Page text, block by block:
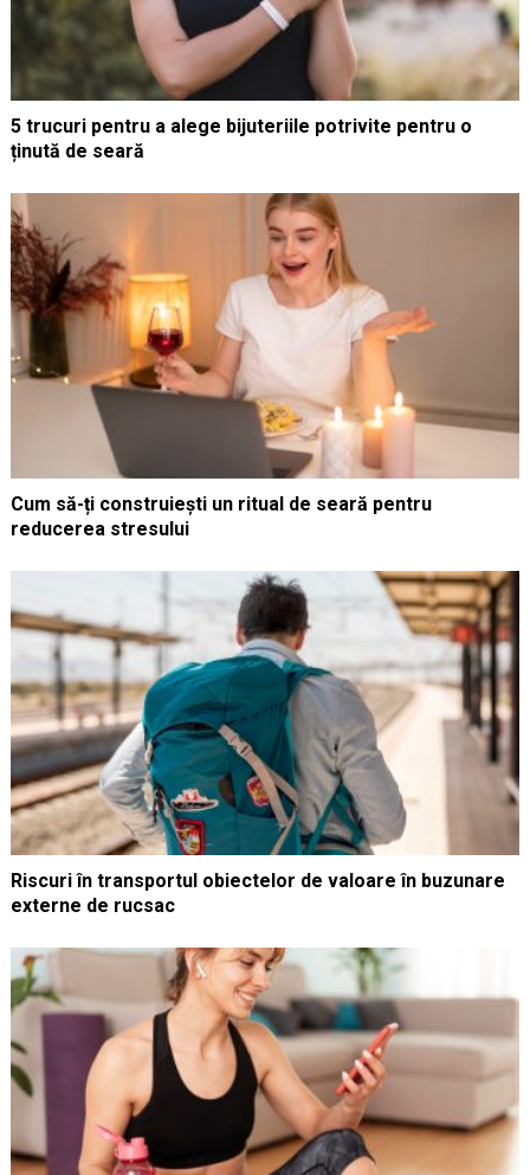
5 trucuri pentru a alege bijuteriile potrivite pentru o
ținută de seară
Cum să-ți construiești un ritual de seară pentru
reducerea stresului
Riscuri în transportul obiectelor de valoare în buzunare
externe de rucsac